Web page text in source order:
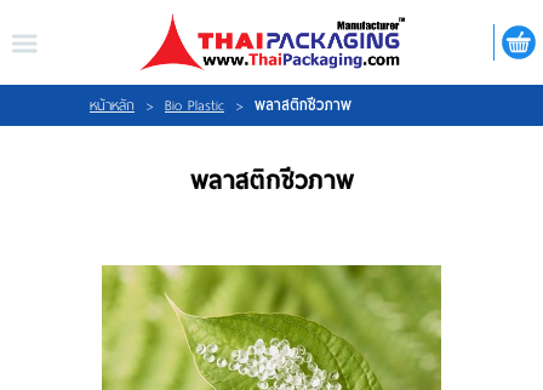
ไทย ENGLISH
LOGIN REGISTER
My Wishlist
เกี่ยวกับเรา
หน้าหลัก > Bio Plastic > พลาสติกชีวภาพ
พลาสติกชีวภาพ